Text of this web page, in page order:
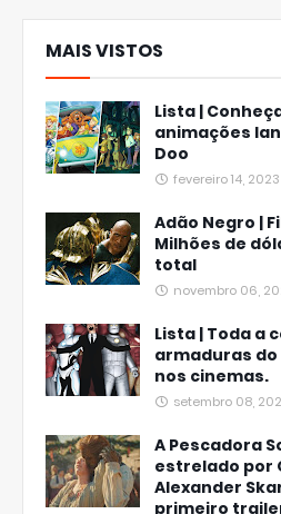
MAIS VISTOS
Lista |
animações
Doo
fevereiro 14, 2023
Adão Negro |
Milhões de
total
novembro 06,
Lista | Toda a
armaduras do
nos cinemas.
setembro 08,
A Pescadora
estrelado por
Alexander
primeiro